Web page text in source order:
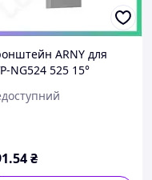
ARNY для
NG524 525 15°
елемент
.54₴